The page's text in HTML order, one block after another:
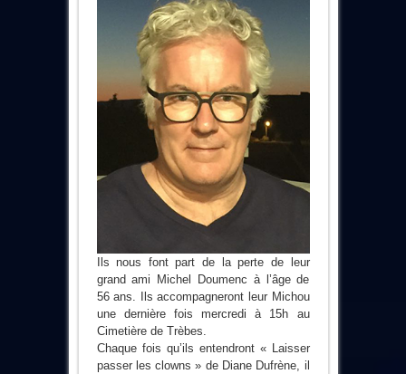
dans
la
peine
Ils nous font part de la perte de leur
grand ami Michel Doumenc à l’âge de
56 ans. Ils accompagneront leur Michou
une dernière fois mercredi à 15h au
Cimetière de Trèbes.
Chaque fois qu’ils entendront « Laisser
passer les clowns » de Diane Dufrène, il